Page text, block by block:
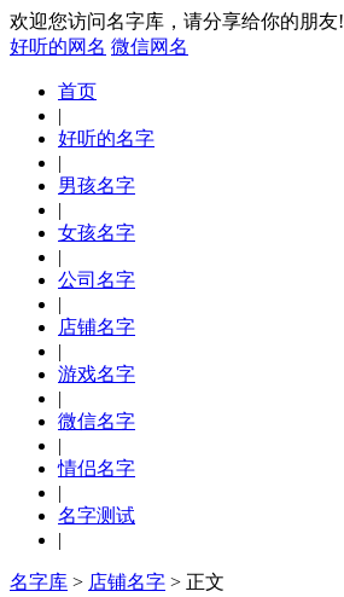
欢迎您访问名字库，请分享给你的朋友!
好听的网名 微信网名
首页
|
好听的名字
|
男孩名字
|
女孩名字
|
公司名字
|
店铺名字
|
游戏名字
|
微信名字
|
情侣名字
|
名字测试
|
名字库 > 店铺名字 > 正文